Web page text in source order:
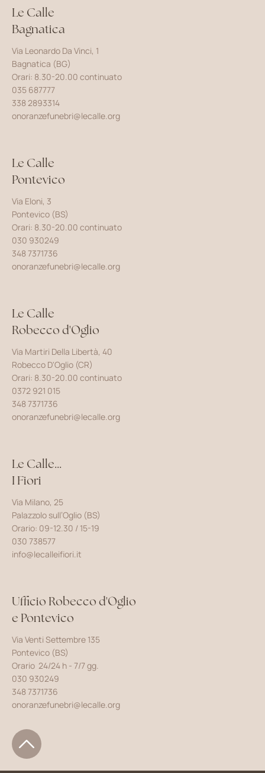
Le Calle
Bagnatica
Via Leonardo Da Vinci, 1
Bagnatica (BG)
Orari: 8.30-20.00 continuato
035 687777
338 2893314
onoranzefunebri@lecalle.org
Le Calle
Pontevico
Via Eloni, 3
Pontevico (BS)
Orari: 8.30-20.00 continuato
030 930249
348 7371736
onoranzefunebri@lecalle.org
Le Calle
Robecco d'Oglio
Via Martiri Della Libertà, 40
Robecco D'Oglio (CR)
Orari: 8.30-20.00 continuato
0372 921 015
348 7371736
onoranzefunebri@lecalle.org
Le Calle...
I Fiori
Via Milano, 25
Palazzolo sull’Oglio (BS)
Orario: 09-12.30 / 15-19
030 738577
info@lecalleifiori.it
Ufficio Robecco d'Oglio
e Pontevico
Via Venti Settembre 135
Pontevico (BS)
Orario 24/24 h - 7/7 gg.
030 930249
348 7371736
onoranzefunebri@lecalle.org